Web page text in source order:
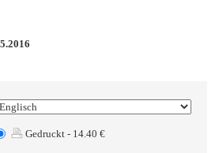
Gedruckt - 14.40 €